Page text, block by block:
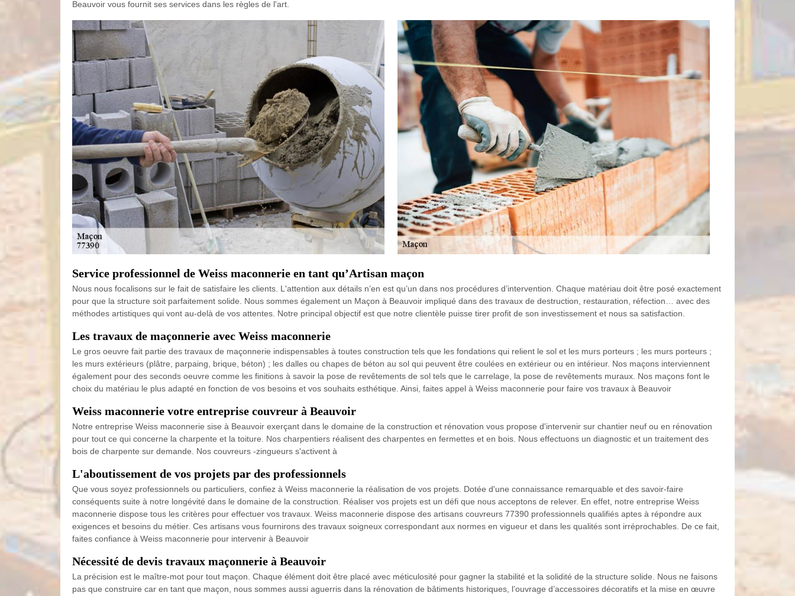
Beauvoir vous fournit ses services dans les règles de l'art.
Service professionnel de Weiss maconnerie en tant qu’Artisan maçon
Nous nous focalisons sur le fait de satisfaire les clients. L'attention aux détails n’en est qu’un dans nos procédures d’intervention. Chaque matériau doit être posé exactement
pour que la structure soit parfaitement solide. Nous sommes également un Maçon à Beauvoir impliqué dans des travaux de destruction, restauration, réfection… avec des
méthodes artistiques qui vont au-delà de vos attentes. Notre principal objectif est que notre clientèle puisse tirer profit de son investissement et nous sa satisfaction.
Les travaux de maçonnerie avec Weiss maconnerie
Le gros oeuvre fait partie des travaux de maçonnerie indispensables à toutes construction tels que les fondations qui relient le sol et les murs porteurs ; les murs porteurs ;
les murs extérieurs (plâtre, parpaing, brique, béton) ; les dalles ou chapes de béton au sol qui peuvent être coulées en extérieur ou en intérieur. Nos maçons interviennent
également pour des seconds oeuvre comme les finitions à savoir la pose de revêtements de sol tels que le carrelage, la pose de revêtements muraux. Nos maçons font le
choix du matériau le plus adapté en fonction de vos besoins et vos souhaits esthétique. Ainsi, faites appel à Weiss maconnerie pour faire vos travaux à Beauvoir
Weiss maconnerie votre entreprise couvreur à Beauvoir
Notre entreprise Weiss maconnerie sise à Beauvoir exerçant dans le domaine de la construction et rénovation vous propose d'intervenir sur chantier neuf ou en rénovation
pour tout ce qui concerne la charpente et la toiture. Nos charpentiers réalisent des charpentes en fermettes et en bois. Nous effectuons un diagnostic et un traitement des
bois de charpente sur demande. Nos couvreurs -zingueurs s'activent à
L'aboutissement de vos projets par des professionnels
Que vous soyez professionnels ou particuliers, confiez à Weiss maconnerie la réalisation de vos projets. Dotée d'une connaissance remarquable et des savoir-faire
conséquents suite à notre longévité dans le domaine de la construction. Réaliser vos projets est un défi que nous acceptons de relever. En effet, notre entreprise Weiss
maconnerie dispose tous les critères pour effectuer vos travaux. Weiss maconnerie dispose des artisans couvreurs 77390 professionnels qualifiés aptes à répondre aux
exigences et besoins du métier. Ces artisans vous fournirons des travaux soigneux correspondant aux normes en vigueur et dans les qualités sont irréprochables. De ce fait,
faites confiance à Weiss maconnerie pour intervenir à Beauvoir
Nécessité de devis travaux maçonnerie à Beauvoir
La précision est le maître-mot pour tout maçon. Chaque élément doit être placé avec méticulosité pour gagner la stabilité et la solidité de la structure solide. Nous ne faisons
pas que construire car en tant que maçon, nous sommes aussi aguerris dans la rénovation de bâtiments historiques, l’ouvrage d’accessoires décoratifs et la mise en œuvre